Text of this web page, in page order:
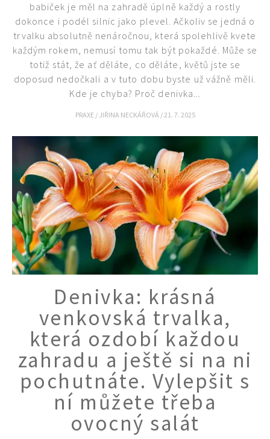
babiček je měl na zahradě úplně každý a rostly
dokonce i podél silnic jako plevel. Ačkoliv se jedná o
trvalku absolutně nenáročnou, která spolehlivě kvete
každým rokem, nemusí tomu tak být pokaždé. Může se
totiž stát, že ať děláte, co děláte, květů jste se
doposud nedočkali a v tuto dobu byste už vážně měli.
Kde je chyba? Proč denivka...
PRAXE / JIŘINA NECKÁŘOVÁ /21. 7. 2025
Denivka: krásná
venkovská trvalka,
která ozdobí každou
zahradu a ještě si na ni
pochutnáte. Vylepšit s
ní můžete třeba
ovocný salát